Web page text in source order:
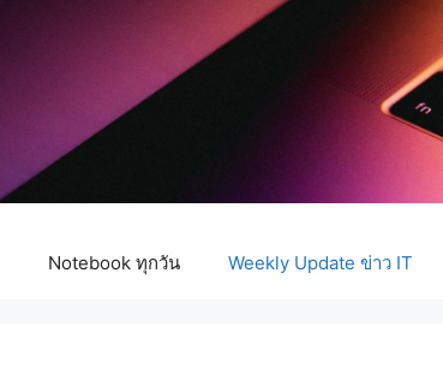
Notebook ทุกวัน Weekly Update ข่าว IT